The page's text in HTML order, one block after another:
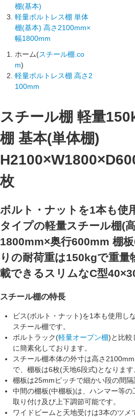
棚(基本)
軽量ボルトレス棚 単体
棚(基本) 高さ2100mm×
幅1800mm
ホーム(スチール棚.co
m)
軽量ボルトレス棚 高さ2
100mm
スチール棚 軽量
棚 基本(単体棚)
枚
ボルト・ナットを1本も使
タイプの軽量スチール棚(
1800mm×奥行600mm 棚
りの耐荷重は150kgで重量
載できるスリムなC型
スチール棚の特長
ビス(ボルト・ナット)を1本も使用し
スチール棚です。
ボルトラック(軽量オープン棚)と比較
に簡素化しております。
スチール棚本体の外寸は高さ
で、 棚板は6枚(天地6段式)となります
棚板は25mmピッチで細かい段の間隔
中間の棚板(中棚板)は、ハンマー等
取り付け及び上下調節可能です。
ワイドビームと天地受けは3本のツメ